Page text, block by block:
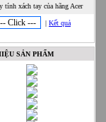
tính xách tay của hãng Acer
| Kết quả
SẢN PHẨM